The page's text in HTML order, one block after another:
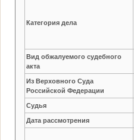
Категория дела
Вид обжалуемого судебного
акта
Из Верховного Суда
Российской Федерации
Судья
Дата рассмотрения